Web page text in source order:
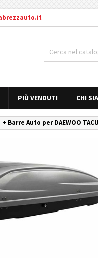
PIÙ VENDUTI CHI
Barre Auto per DAEWOO